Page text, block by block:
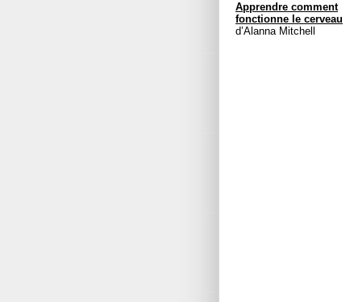
Apprendre comment
fonctionne le cerveau
d’Alanna Mitchell